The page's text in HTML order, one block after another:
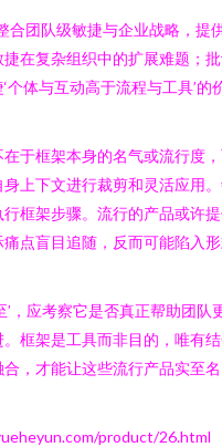
合团队级敏捷与企业战略，提
在复杂组织中的扩展难题；
体与互动高于流程与工具’的
于框架本身的名气或流行度
上下文进行裁剪和灵活应用
框架步骤。流行的产品或许
点盲目追随，反而可能陷入
，应考察它是否真正帮助团队
框架是工具而非目的，唯有
，才能让这些流行产品实至名
product/26.html